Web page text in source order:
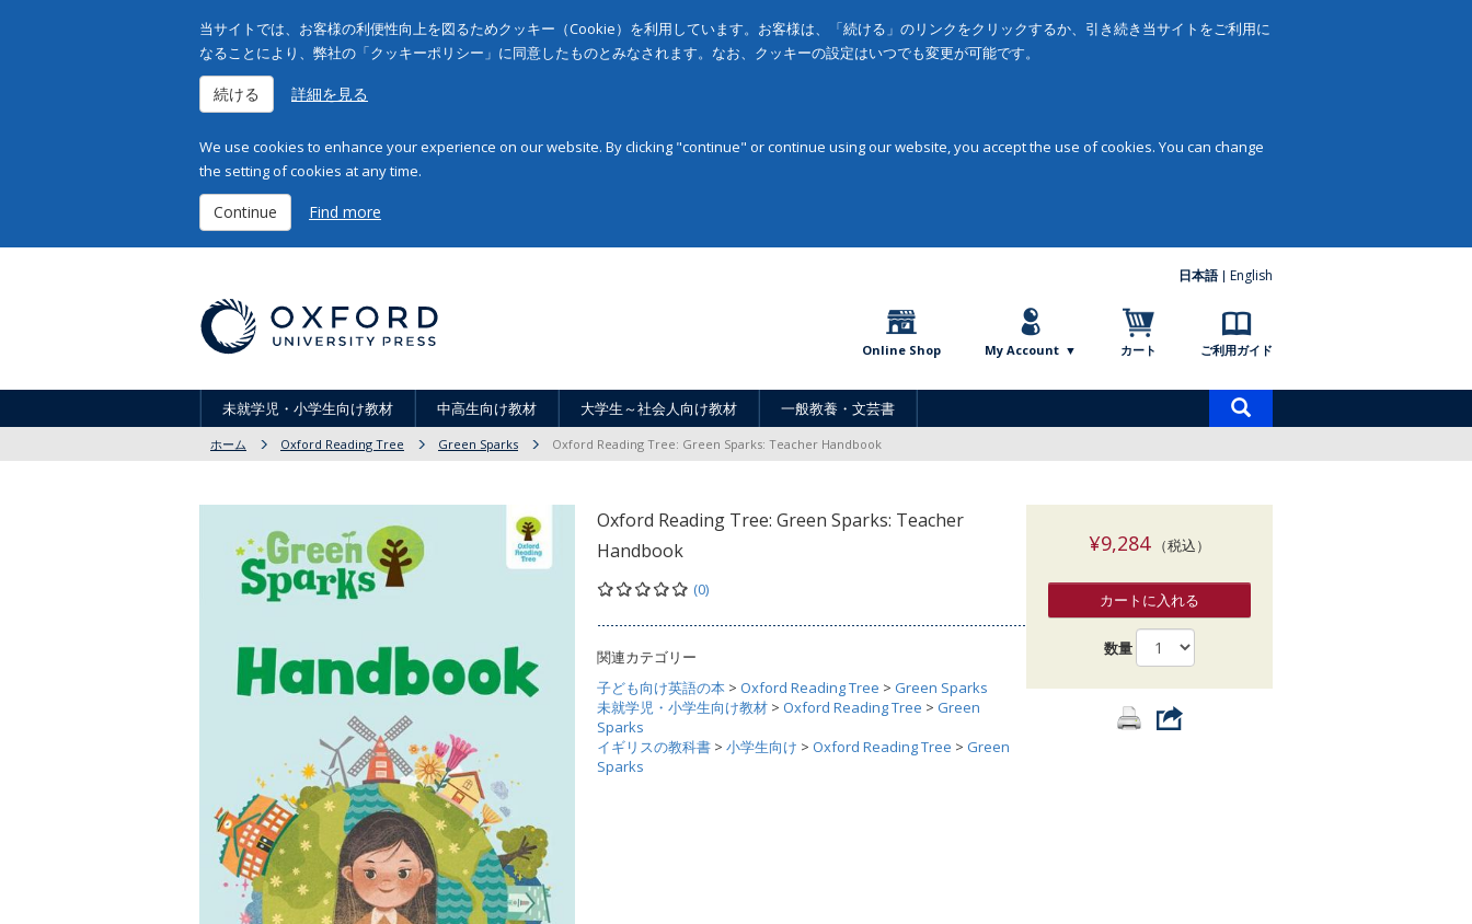
当サイトでは、お客様の利便性向上を図るためクッキー（Cookie）を利用しています。お客様は、「続ける」のリンクをクリックするか、引き続き当サイトをご利用に
なることにより、弊社の「クッキーポリシー」に同意したものとみなされます。なお、クッキーの設定はいつでも変更が可能です。
続ける 詳細を見る
We use cookies to enhance your experience on our website. By clicking "continue" or continue using our website, you accept the use of cookies. You can change
the setting of cookies at any time.
Continue Find more
日本語 English
Online Shop My Account カート ご利用ガイド
未就学児・小学生向け教材 中高生向け教材 大学生～社会人向け教材 一般教養・文芸書
索
ホーム Oxford Reading Tree Green Sparks Oxford Reading Tree: Green Sparks: Teacher Handbook
Oxford Reading Tree: Green Sparks: Teacher
Handbook
(0)
関連カテゴリー
子ども向け英語の本 > Oxford Reading Tree > Green Sparks
未就学児・小学生向け教材 > Oxford Reading Tree > Green
Sparks
イギリスの教科書 > 小学生向け > Oxford Reading Tree > Green
Sparks
¥9,284（税込）
カートに入れる
数量